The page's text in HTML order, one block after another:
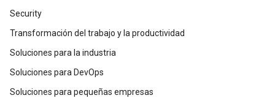
Security
Transformación del trabajo y la productividad
Soluciones para la industria
Soluciones para DevOps
Soluciones para pequeñas empresas